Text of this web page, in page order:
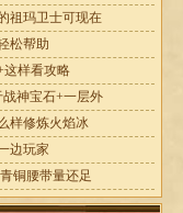
祖玛卫士可现在
松帮助
这样看攻略
神宝石+一层外
样修炼火焰冰
边玩家
铜腰带量还足